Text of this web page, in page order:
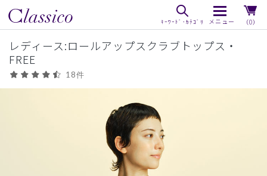
（0）
レディース:ロールアップスクラブトップス・
FREE
18件